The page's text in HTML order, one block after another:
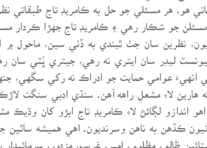
مسئلن جو شڪار رهي ۽ ڪامريڊ تاج جهڙا ڪردار
آيون، نظرين سان جٺ ٿيندي به ڏٺي سين، ماحول
ليڊر سان ايتري نه رهي، جيتري ڀُٽي
انهيءَ عوامي حمايت جو ادراڪ نه رکي سگهي،
هارين لاءِ مشعلِ راهه آهن. سنڌي ادبي سنگت
اهو اندازو لڳائڻ لاءِ ڪامريڊ تاج ابڙو کان
ڪڏهن به ناهن وسرنديون. اهي هميشه
ظالم، مظلوم، امير، غريب، مزدور،